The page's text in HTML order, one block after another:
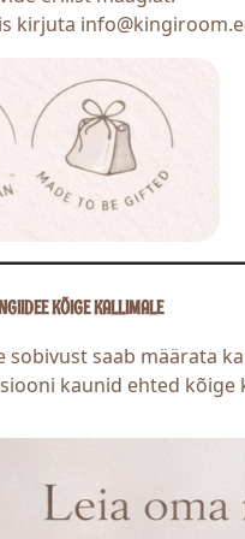
kirjuta
KÕIGE KALLIMALE
sobivust saab määrata
kaunid ehted kõige